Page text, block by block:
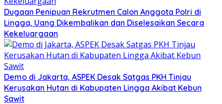
Dugaan Penipuan Rekrutmen Calon Anggota Polri di
Lingga, Uang Dikembalikan dan Diselesaikan Secara
Kekeluargaan
Demo di Jakarta, ASPEK Desak Satgas PKH Tinjau
Kerusakan Hutan di Kabupaten Lingga Akibat Kebun
Sawit